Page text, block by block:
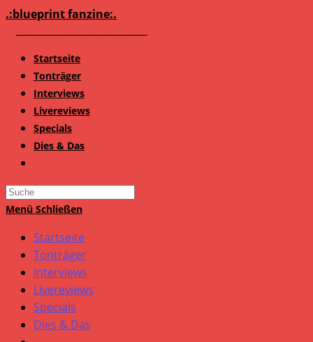
Zum
.:blueprint fanzine:.
Startseite
Tonträger
Interviews
Livereviews
Specials
Dies & Das
Search
this
Menü Schließen
Startseite
Tonträger
Interviews
Livereviews
Specials
Dies & Das